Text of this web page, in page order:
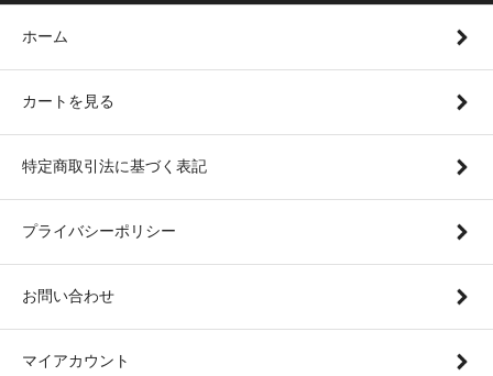
ホーム
カートを見る
特定商取引法に基づく表記
プライバシーポリシー
お問い合わせ
マイアカウント